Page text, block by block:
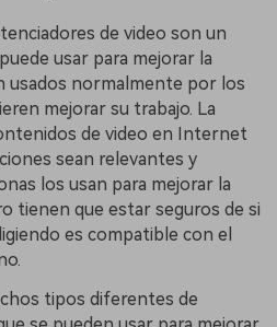
de video son un
usar para mejorar la
usados normalmente por los
mejorar su trabajo. La
de video en Internet
sean relevantes y
los usan para mejorar la
tienen que estar seguros de si
es compatible con el
tipos diferentes de